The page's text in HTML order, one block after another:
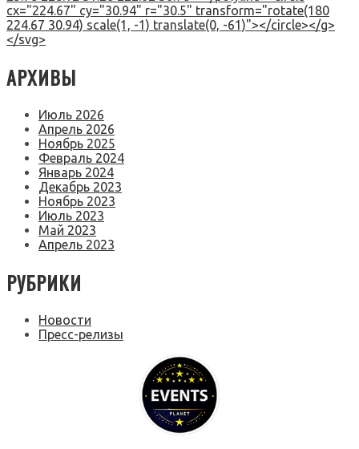
cx="224.67" cy="30.94" r="30.5" transform="rotate(180
224.67 30.94) scale(1, -1) translate(0, -61)"></circle></g>
</svg>
АРХИВЫ
Июль 2026
Апрель 2026
Ноябрь 2025
Февраль 2024
Январь 2024
Декабрь 2023
Ноябрь 2023
Июль 2023
Май 2023
Апрель 2023
РУБРИКИ
Новости
Пресс-релизы